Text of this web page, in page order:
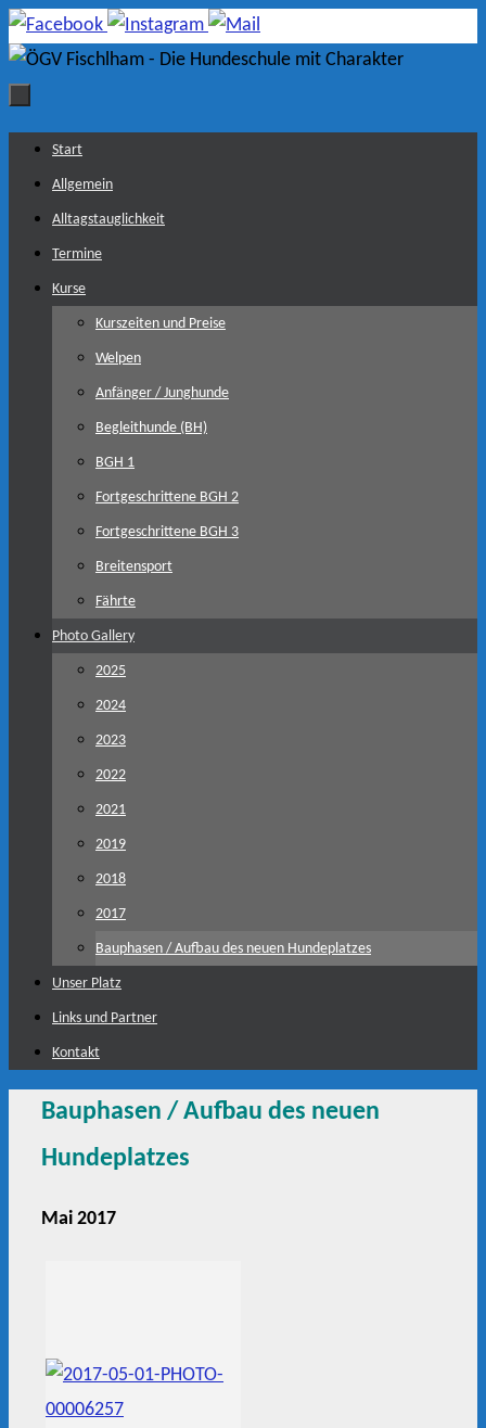
Zum
Inhalt
Zum
Inhalt
springen
Start
Allgemein
Alltagstauglichkeit
Termine
Kurse
Kurszeiten und Preise
Welpen
Anfänger / Junghunde
Begleithunde (BH)
BGH 1
Fortgeschrittene BGH 2
Fortgeschrittene BGH 3
Breitensport
Fährte
Photo Gallery
2025
2024
2023
2022
2021
2019
2018
2017
Bauphasen / Aufbau des neuen Hundeplatzes
Unser Platz
Links und Partner
Kontakt
Bauphasen / Aufbau des neuen
Hundeplatzes
Mai 2017